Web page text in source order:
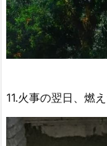
11.火事の翌日、燃